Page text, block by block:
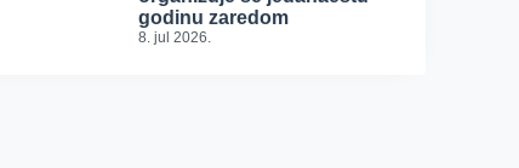
godinu zaredom
8. jul 2026.